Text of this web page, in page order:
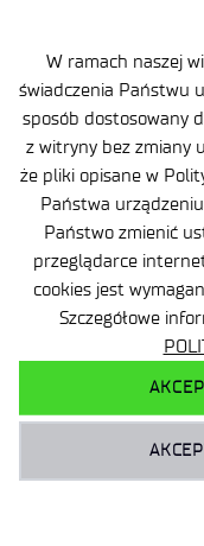
W ramach naszej
świadczenia Państwu
sposób dostosowany
z witryny bez zmiany
że pliki opisane w
Państwa
Państwo zmienić
przeglądarce
cookies jest
Szczegółowe